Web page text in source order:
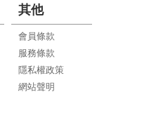
其他
會員條款
服務條款
隱私權政策
網站聲明